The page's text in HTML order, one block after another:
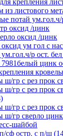
крепления
из листового
потай ум.гол.ч/
оксид /цинк
оксид /цинк
ум гол с
р ост.
цинк
ш/гр с рез прок
ш/гр с рез прок
ш/гр с рез прок
ш/гр сверло цинк
шайбой
сф остр. с п/ш